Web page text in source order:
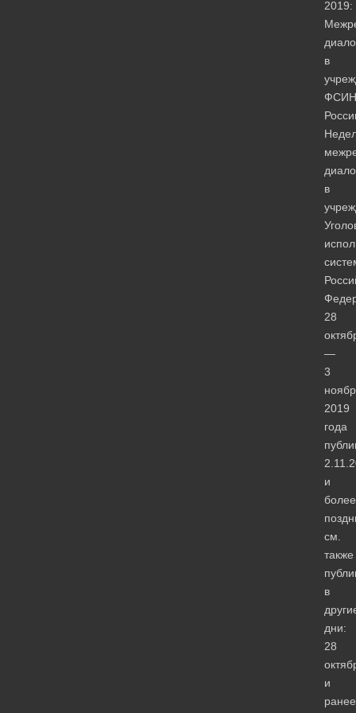
2019:
в
ФСИН
в
28
—
3
2019
года
и
более
см.
также
в
дни:
28
и